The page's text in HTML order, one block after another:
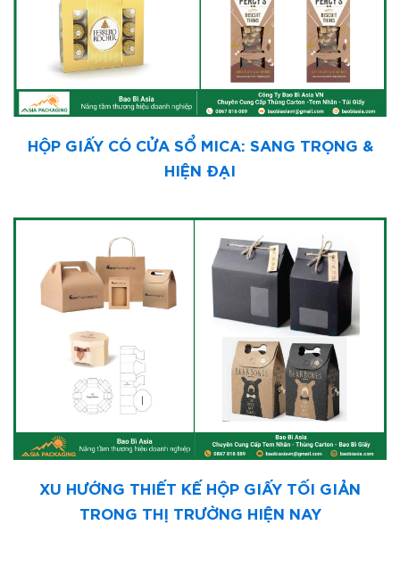
HỘP GIẤY CÓ CỬA SỔ MICA: SANG TRỌNG &
HIỆN ĐẠI
XU HƯỚNG THIẾT KẾ HỘP GIẤY TỐI GIẢN
TRONG THỊ TRƯỜNG HIỆN NAY